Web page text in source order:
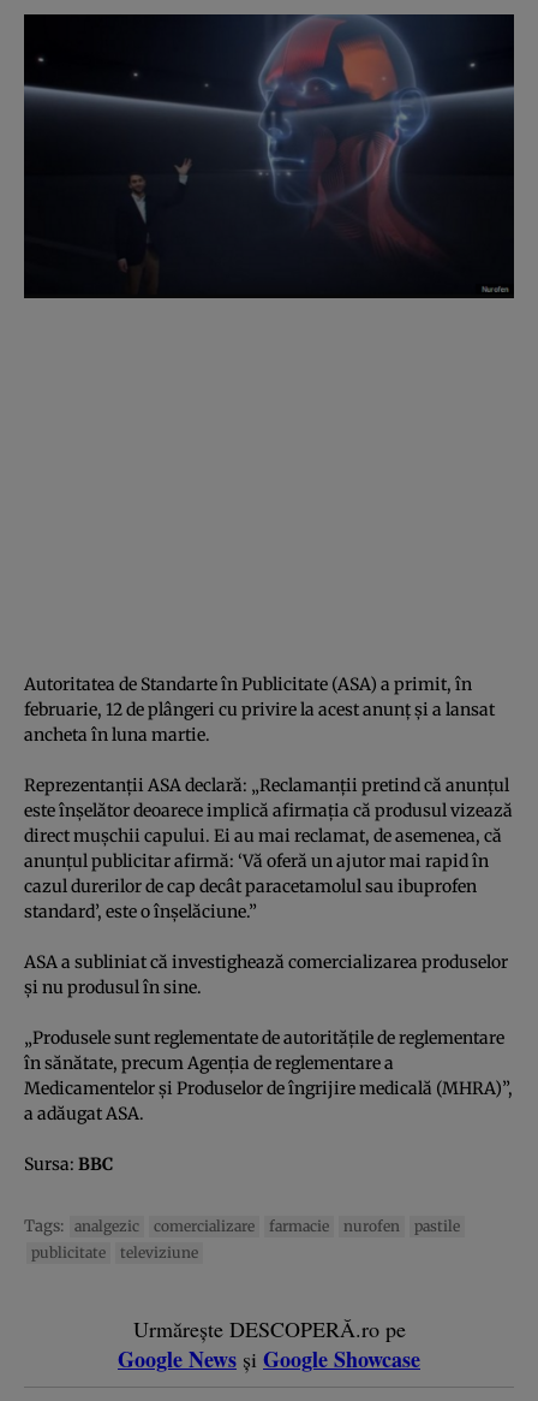
Autoritatea de Standarte în Publicitate (ASA) a primit, în
februarie, 12 de plângeri cu privire la acest anunţ şi a lansat
ancheta în luna martie.
Reprezentanţii ASA declară: „Reclamanţii pretind că anunţul
este înşelător deoarece implică afirmaţia că produsul vizează
direct muşchii capului. Ei au mai reclamat, de asemenea, că
anunţul publicitar afirmă: ‘Vă oferă un ajutor mai rapid în
cazul durerilor de cap decât paracetamolul sau ibuprofen
standard’, este o înşelăciune.”
ASA a subliniat că investighează comercializarea produselor
şi nu produsul în sine.
„Produsele sunt reglementate de autorităţile de reglementare
în sănătate, precum Agenţia de reglementare a
Medicamentelor şi Produselor de îngrijire medicală (MHRA)”,
a adăugat ASA.
Sursa: BBC
Tags: analgezic comercializare farmacie nurofen
pastile
publicitate
televiziune
Urmărește DESCOPERĂ.ro pe
Google News și Google Showcase